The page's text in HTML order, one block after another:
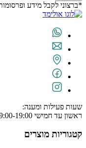
*ברצוני לקבל מידע
שעות פעילות ומענה:
ראשון עד חמישי 09:00-19:00
קטגוריות מוצרים